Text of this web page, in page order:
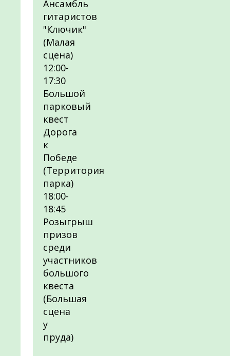
Ансамбль
гитаристов
"Ключик"
(Малая
сцена)
12:00-
17:30
Большой
парковый
квест
Дорога
к
Победе
(Территория
парка)
18:00-
18:45
Розыгрыш
призов
среди
участников
большого
квеста
(Большая
сцена
у
пруда)